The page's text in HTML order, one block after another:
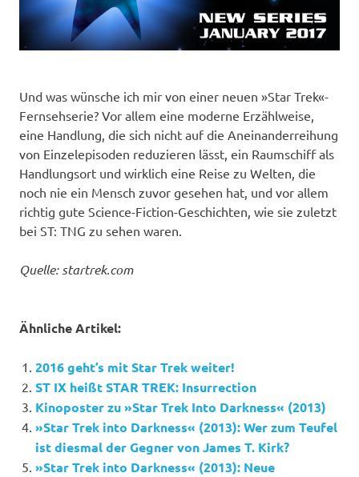
Und was wünsche ich mir von einer neuen »Star Trek«-
Fernsehserie? Vor allem eine moderne Erzählweise,
eine Handlung, die sich nicht auf die Aneinanderreihung
von Einzelepisoden reduzieren lässt, ein Raumschiff als
Handlungsort und wirklich eine Reise zu Welten, die
noch nie ein Mensch zuvor gesehen hat, und vor allem
richtig gute Science-Fiction-Geschichten, wie sie zuletzt
bei ST: TNG zu sehen waren.
Quelle: startrek.com
Ähnliche Artikel:
2016 geht’s mit Star Trek weiter!
ST IX heißt STAR TREK: Insurrection
Kinoposter zu »Star Trek Into Darkness« (2013)
»Star Trek into Darkness« (2013): Wer zum Teufel
ist diesmal der Gegner von James T. Kirk?
»Star Trek into Darkness« (2013): Neue